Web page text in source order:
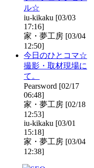
ル☆
iu-kikaku [03/03
17:16]
家・夢工房 [03/04
12:50]
今日のひとコマ☆
撮影・取材現場に
て。
Pearsword [02/17
06:48]
家・夢工房 [02/18
12:53]
iu-kikaku [03/01
15:18]
家・夢工房 [03/04
12:38]